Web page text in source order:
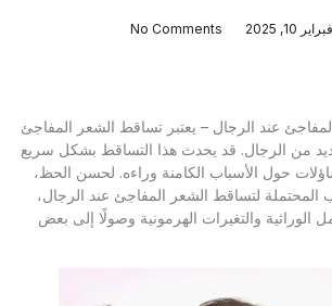
فبراير 10, 2025 No Comments
عند الرجال – يعتبر تساقط الشعر المفاجئ
من الرجال. قد يحدث هذا التساقط بشكل سريع
حول الأسباب الكامنة وراءه. لحسن الحظ،
المحتملة لتساقط الشعر المفاجئ عند الرجال،
الوراثية والتغيرات الهرمونية وصولًا إلى بعض